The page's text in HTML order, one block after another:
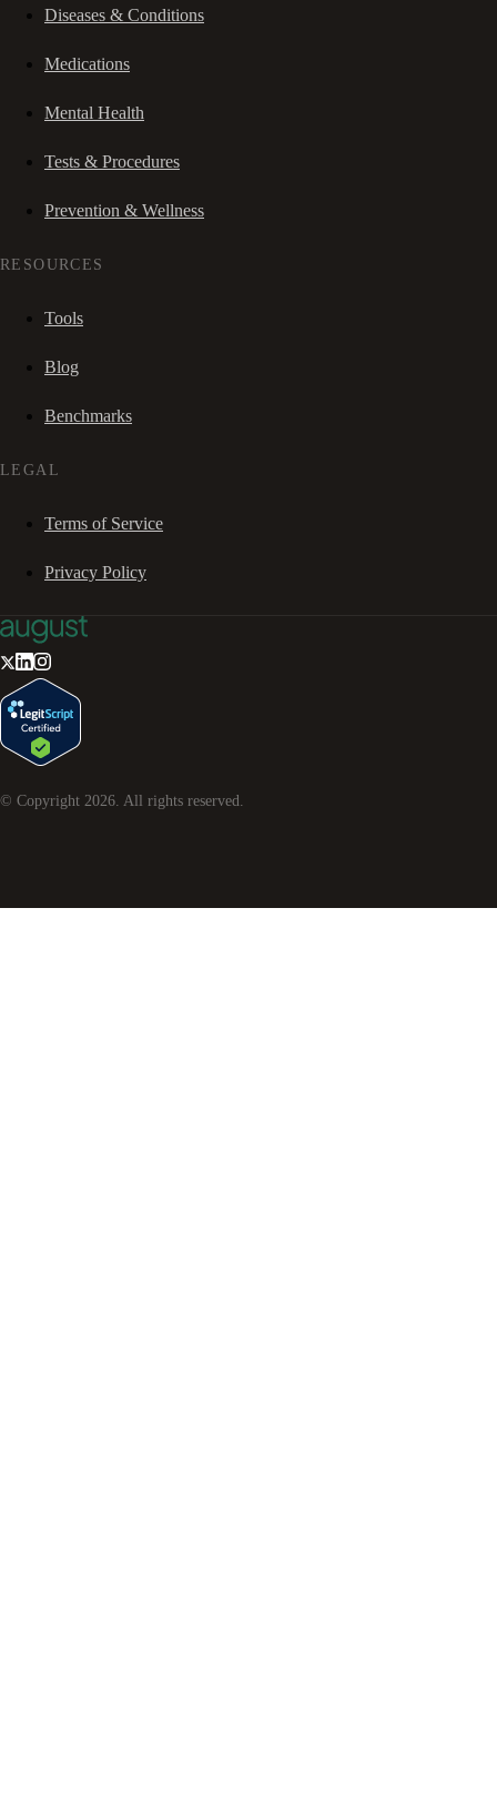
Diseases & Conditions
Medications
Mental Health
Tests & Procedures
Prevention & Wellness
RESOURCES
Tools
Blog
Benchmarks
LEGAL
Terms of Service
Privacy Policy
© Copyright 2026. All rights reserved.